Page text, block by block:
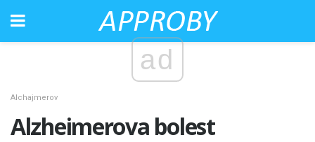
ad
Alchajmerov
Alzheimerova bolest